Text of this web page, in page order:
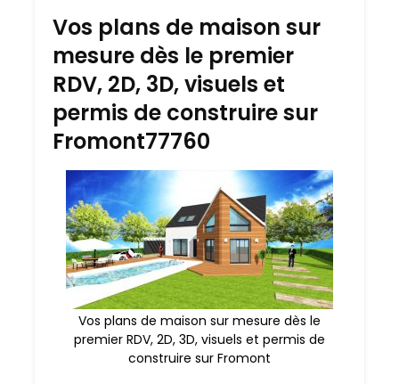
Vos plans de maison sur
mesure dès le premier
RDV, 2D, 3D, visuels et
permis de construire sur
Fromont77760
Vos plans de maison sur mesure dès le
premier RDV, 2D, 3D, visuels et permis de
construire sur Fromont